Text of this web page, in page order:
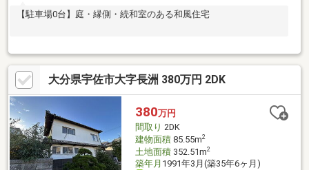
【駐車場0台】庭・縁側・続和室のある和風住宅
大分県宇佐市大字長洲 380万円 2DK
380万円
間取り 2DK
建物面積85.55m2
土地面積352.51m2
築年月 1991年3月(築35年6ヶ月)